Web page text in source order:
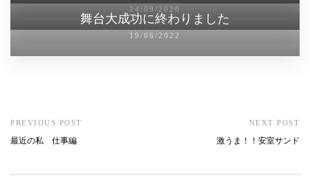
24/09/2020
舞台大成功に終わりました
19/06/2022
PREVIOUS POST
最近の私 仕事編
NEXT POST
激うま！！安室サンド